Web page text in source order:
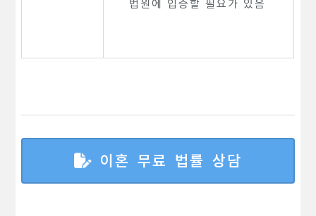
법원에 입증할 필요가 있음
이혼 무료 법률 상담